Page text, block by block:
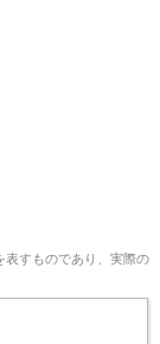
すものであり、実際の